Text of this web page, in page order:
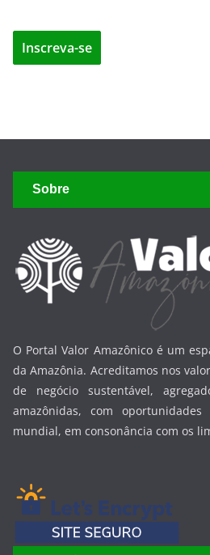
Sobre
O Portal Valor Amazônico é um
da Amazônia. Acreditamos nos
de negócio sustentável,
amazônidas, com
mundial, em consonância com os